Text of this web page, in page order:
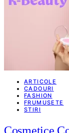
ARTICOLE
CADOURI
FASHION
FRUMUSETE
STIRI
Cosmetice